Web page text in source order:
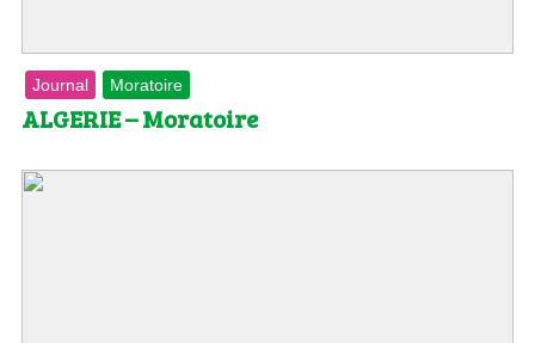
Journal Moratoire
ALGERIE – Moratoire